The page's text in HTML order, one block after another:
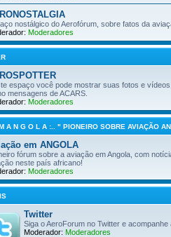
nostálgico do Aerofórum, sobre fatos da
Moderadores
espaço você pode mostrar suas fotos e
mensagens de ACARS.
Moderadores
A N G O L A :.. " PIONEIRO SOBRE AVIAÇÃO
em ANGOLA
fórum sobre a aviação em Angola, com
neste país africano!
Moderadores
Twitter
Siga o AeroForum no Twitter e
Moderador: Moderadores